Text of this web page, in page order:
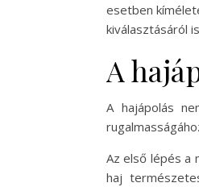
esetben
kiválasztásáról
A
A hajápolás
Az első lépés a
haj